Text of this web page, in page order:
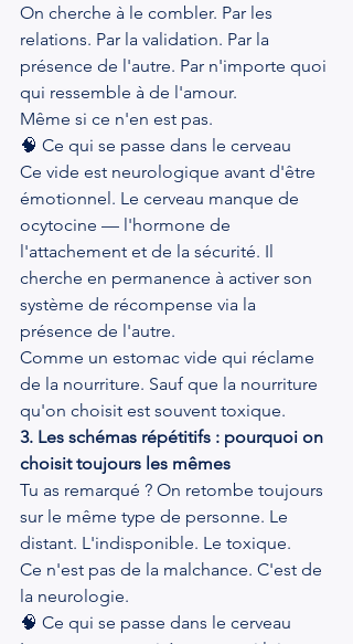
On cherche à le combler. Par les
relations. Par la validation. Par la
présence de l'autre. Par n'importe quoi
qui ressemble à de l'amour.
Même si ce n'en est pas.
🧠 Ce qui se passe dans le cerveau
Ce vide est neurologique avant d'être
émotionnel. Le cerveau manque de
ocytocine — l'hormone de
l'attachement et de la sécurité. Il
cherche en permanence à activer son
système de récompense via la
présence de l'autre.
Comme un estomac vide qui réclame
de la nourriture. Sauf que la nourriture
qu'on choisit est souvent toxique.
3. Les schémas répétitifs : pourquoi on
choisit toujours les mêmes
Tu as remarqué ? On retombe toujours
sur le même type de personne. Le
distant. L'indisponible. Le toxique.
Ce n'est pas de la malchance. C'est de
la neurologie.
🧠 Ce qui se passe dans le cerveau